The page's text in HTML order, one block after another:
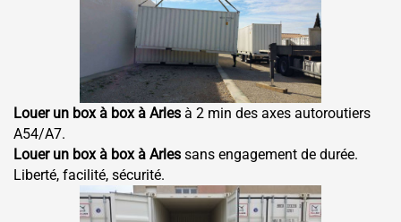
Louer un box à box à Arles à 2 min des axes autoroutiers
A54/A7.
Louer un box à box à Arles sans engagement de durée.
Liberté, facilité, sécurité.